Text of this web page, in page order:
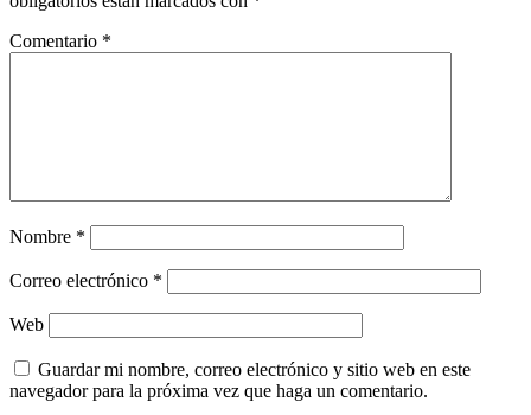
Comentario *
Nombre *
Correo electrónico *
Web
Guardar mi nombre, correo electrónico y sitio web en este
navegador para la próxima vez que haga un comentario.